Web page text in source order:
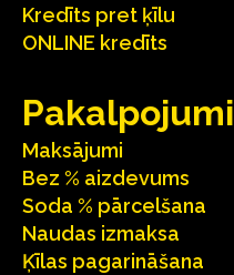
Kredīts pret ķīlu
ONLINE kredīts
Pakalpojumi
Maksājumi
Bez % aizdevums
Soda % pārcelšana
Naudas izmaksa
Ķīlas pagarināšana